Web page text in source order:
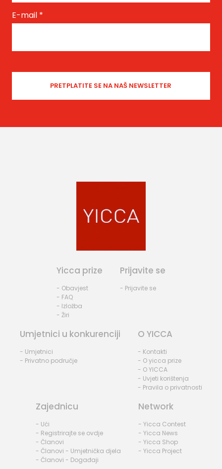
E-mail *
Yicca prize
- Obavjest
- FAQ
- Izložba
- Žiri
Prijavite se
- Prijavite se
Umjetnici u konkurenciji
- Umjetnici
- Privatno područje
O YICCA
- Kontakti
- O yicca prize
- O YICCA
- Uvjeti korištenja
- Pravila o privatnosti
Zajednicu
- Ući
- Registrirajte se ovdje
- Članovi
- Članovi - Umjetnička djela
- Članovi - Događaji
Network
- Yicca Contest
- Yicca News
- Yicca Shop
- Yicca Project